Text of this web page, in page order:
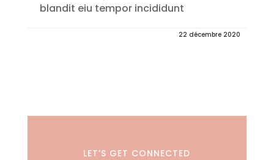
blandit eiu tempor incididunt
22 décembre 2020
LET’S GET CONNECTED